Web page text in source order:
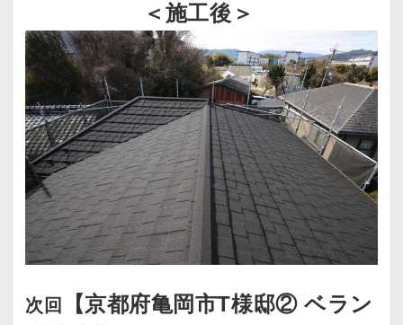
＜施工後＞
次回
【京都府亀岡市T様邸② ベラン